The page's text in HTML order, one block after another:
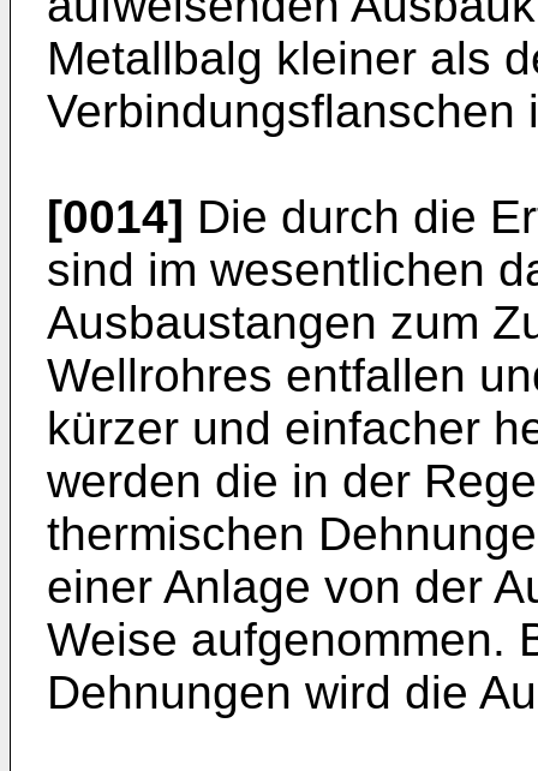
Metallbalg kleiner als
Verbindungsflanschen
[0014] Die durch die
sind im wesentlichen
Ausbaustangen zum
Wellrohres entfallen
kürzer und einfacher
werden die in der
thermischen
einer Anlage von der
Weise aufgenommen.
Dehnungen wird die